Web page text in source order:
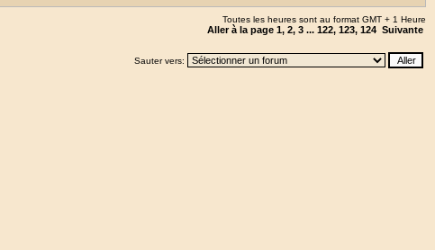
Toutes les heures sont au format GMT + 1 Heure
Aller à la page 1, 2, 3 ... 122, 123, 124 Suivante
Sauter vers: